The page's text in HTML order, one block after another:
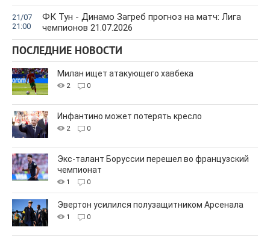
21/07
21:00
ФК Тун - Динамо Загреб прогноз на матч: Лига
чемпионов 21.07.2026
ПОСЛЕДНИЕ НОВОСТИ
Милан ищет атакующего хавбека
2 0
Инфантино может потерять кресло
2 0
Экс-талант Боруссии перешел во французский
чемпионат
1 0
Эвертон усилился полузащитником Арсенала
1 0